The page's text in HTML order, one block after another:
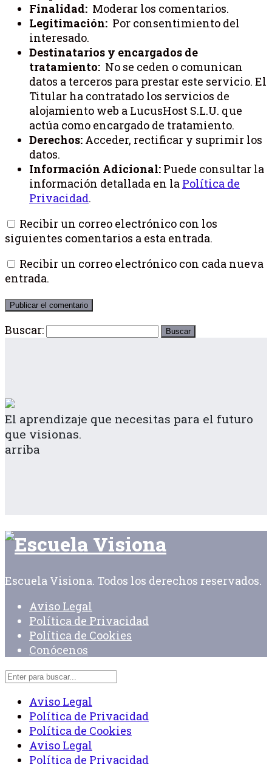
Finalidad: Moderar los comentarios.
Legitimación: Por consentimiento del
interesado.
Destinatarios y encargados de
tratamiento: No se ceden o comunican
datos a terceros para prestar este servicio. El
Titular ha contratado los servicios de
alojamiento web a LucusHost S.L.U. que
actúa como encargado de tratamiento.
Derechos: Acceder, rectificar y suprimir los
datos.
Información Adicional: Puede consultar la
información detallada en la Política de
Privacidad.
Recibir un correo electrónico con los
siguientes comentarios a esta entrada.
Recibir un correo electrónico con cada nueva
entrada.
Buscar:
El aprendizaje que necesitas para el futuro
que visionas.
arriba
Escuela Visiona. Todos los derechos reservados.
Aviso Legal
Política de Privacidad
Política de Cookies
Conócenos
Aviso Legal
Política de Privacidad
Política de Cookies
Aviso Legal
Política de Privacidad